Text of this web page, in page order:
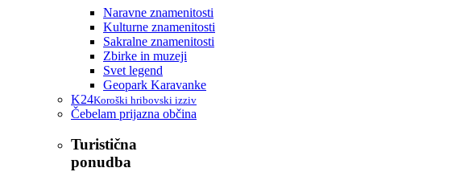
Naravne znamenitosti
Kulturne znamenitosti
Sakralne znamenitosti
Zbirke in muzeji
Svet legend
Geopark Karavanke
K24Koroški hribovski izziv
Čebelam prijazna občina
Turistična
ponudba